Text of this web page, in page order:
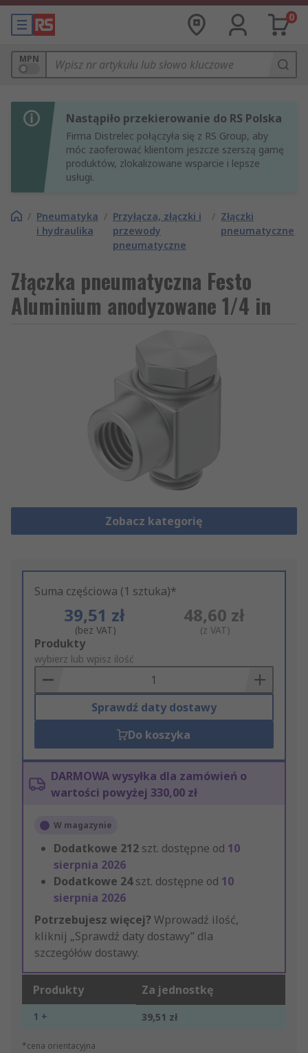
0
MPN
Nastąpiło przekierowanie do RS Polska
Firma Distrelec połączyła się z RS Group, aby
móc zaoferować klientom jeszcze szerszą gamę
produktów, zlokalizowane wsparcie i lepsze
usługi.
/ Pneumatyka
i hydraulika
/ Przyłącza, złączki i
przewody
pneumatyczne
/ Złączki
pneumatyczne
Złączka pneumatyczna Festo
Aluminium anodyzowane 1/4 in
Zobacz kategorię
Suma częściowa (1 sztuka)*
39,51 zł
(bez VAT)
48,60 zł
(z VAT)
Add
to
Basket
Produkty
wybierz lub wpisz ilość
Sprawdź daty dostawy
Do koszyka
DARMOWA wysyłka dla zamówień o
wartości powyżej 330,00 zł
W magazynie
Dodatkowe 212 szt. dostępne od 10
sierpnia 2026
Dodatkowe 24szt. dostępne od 10
sierpnia 2026
Potrzebujesz więcej? Wprowadź ilość,
kliknij „Sprawdź daty dostawy” dla
szczegółów dostawy.
Produkty Za jednostkę
1 + 39,51 zł
*cena orientacyjna